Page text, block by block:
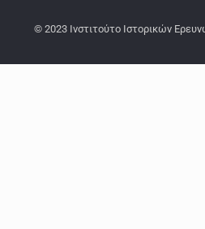
© 2023 Ινστιτούτο Ιστορικών